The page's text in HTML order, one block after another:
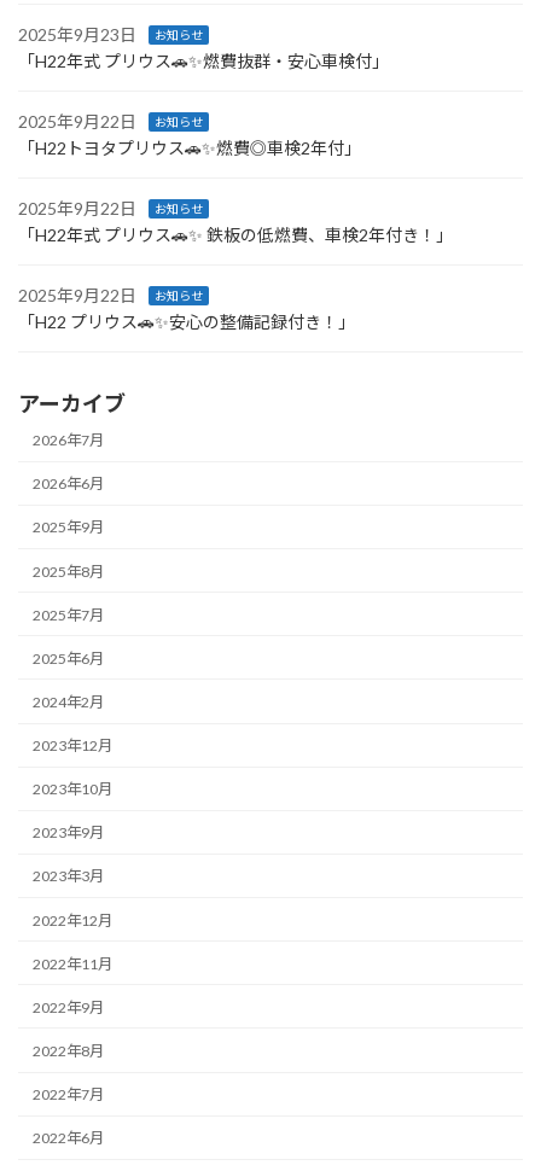
2025年9月23日 お知らせ
「H22年式 プリウス🚗✨燃費抜群・安心車検付」
2025年9月22日 お知らせ
「H22トヨタプリウス🚗✨燃費◎車検2年付」
2025年9月22日 お知らせ
「H22年式 プリウス🚗✨ 鉄板の低燃費、車検2年付き！」
2025年9月22日 お知らせ
「H22 プリウス🚗✨安心の整備記録付き！」
アーカイブ
2026年7月
2026年6月
2025年9月
2025年8月
2025年7月
2025年6月
2024年2月
2023年12月
2023年10月
2023年9月
2023年3月
2022年12月
2022年11月
2022年9月
2022年8月
2022年7月
2022年6月